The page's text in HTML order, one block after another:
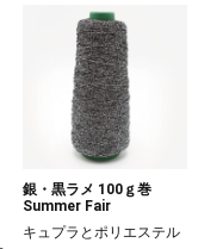
銀・黒ラメ 100ｇ巻
Summer Fair
キュプラとポリエステル